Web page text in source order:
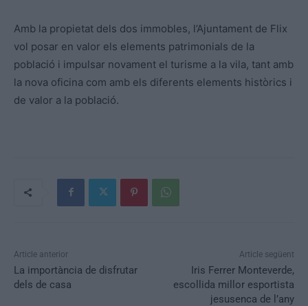
Amb la propietat dels dos immobles, l’Ajuntament de Flix
vol posar en valor els elements patrimonials de la
població i impulsar novament el turisme a la vila, tant amb
la nova oficina com amb els diferents elements històrics i
de valor a la població.
Article anterior
La importància de disfrutar
dels de casa
Article següent
Iris Ferrer Monteverde,
escollida millor esportista
jesusenca de l’any